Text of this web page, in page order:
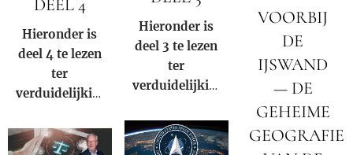
levert" .
VOORBIJ
DE
IJSWAND
— DE
GEHEIME
GEOGRAFIE
DEEL 4
Hieronder is
deel 4 te lezen
ter
verduidelijking
negatieve rol
Hieronder is
deel 3 te lezen
ter
verduidelijking
negatieve rol
en